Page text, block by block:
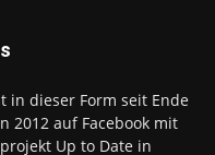
in dieser Form seit Ende
2012 auf Facebook mit
Up to Date in